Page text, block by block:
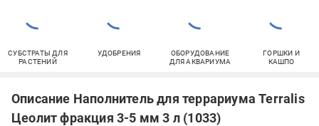
СУБСТРАТЫ ДЛЯ
РАСТЕНИЙ
УДОБРЕНИЯ
ОБОРУДОВАНИЕ
ДЛЯ АКВАРИУМА
ГОРШКИ И
КАШПО
Описание Наполнитель для террариума Terralis
Цеолит фракция 3-5 мм 3 л (1033)